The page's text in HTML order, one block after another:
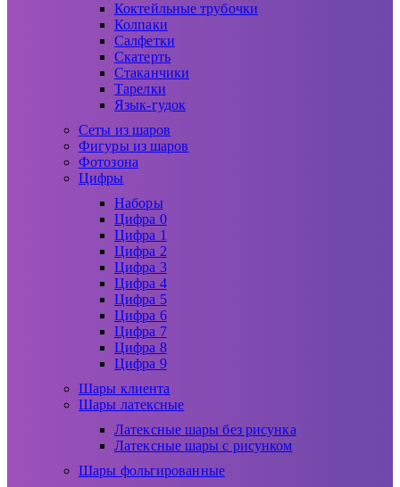
Коктейльные трубочки
Колпаки
Салфетки
Скатерть
Стаканчики
Тарелки
Язык-гудок
Сеты из шаров
Фигуры из шаров
Фотозона
Цифры
Наборы
Цифра 0
Цифра 1
Цифра 2
Цифра 3
Цифра 4
Цифра 5
Цифра 6
Цифра 7
Цифра 8
Цифра 9
Шары клиента
Шары латексные
Латексные шары без рисунка
Латексные шары с рисунком
Шары фольгированные